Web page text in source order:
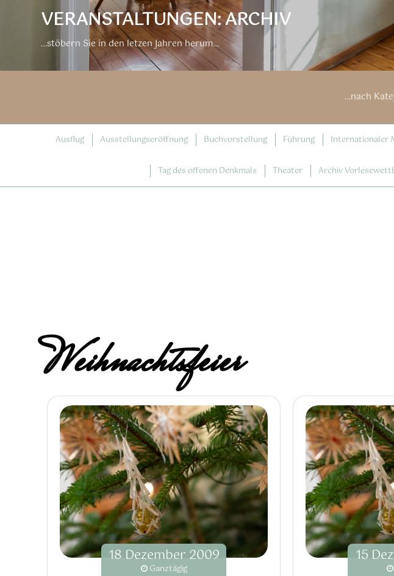
VERANSTALTUNGEN: ARCHIV
…stöbern Sie in den letzen Jahren herum…
…nach
Ausflug Ausstellungseröffnung Buchvorstellung Führung Internationaler
Tag des offenen Denkmals Theater Archiv
Weihnachtsfeier
18 Dezember 2009
Ganztägig
15